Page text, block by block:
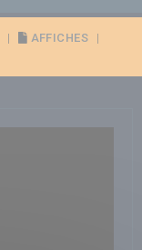
| AFFICHES
|